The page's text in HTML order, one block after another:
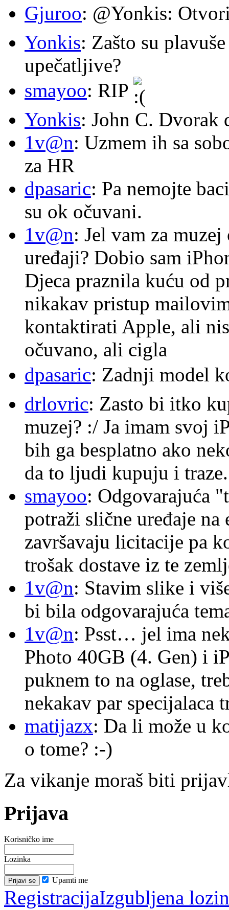
Gjuroo: @Yonkis:
Yonkis: Zašto su
upečatljive?
smayoo: RIP
Yonkis: John C. Dvorak
1v@n: Uzmem ih sa
za HR
dpasaric: Pa nemojte
su ok očuvani.
1v@n: Jel vam za
uređaji? Dobio sam
Djeca praznila kuću od
nikakav pristup
kontaktirati Apple, ali
očuvano, ali cigla
dpasaric: Zadnji model
drlovric: Zasto bi itko
muzej? :/ Ja imam svoj
bih ga besplatno ako
da to ljudi kupuju i traze.
smayoo: Odgovarajuća
potraži slične uređaje
završavaju licitacije pa
trošak dostave iz te
1v@n: Stavim slike i
bi bila odgovarajuća
1v@n: Psst… jel ima
Photo 40GB (4. Gen) i
puknem to na oglase,
nekakav par
matijazx: Da li može u
o tome? :-)
Za vikanje moraš biti
Prijava
Korisničko ime
Lozinka
Upamti me
RegistracijaIzgubljena